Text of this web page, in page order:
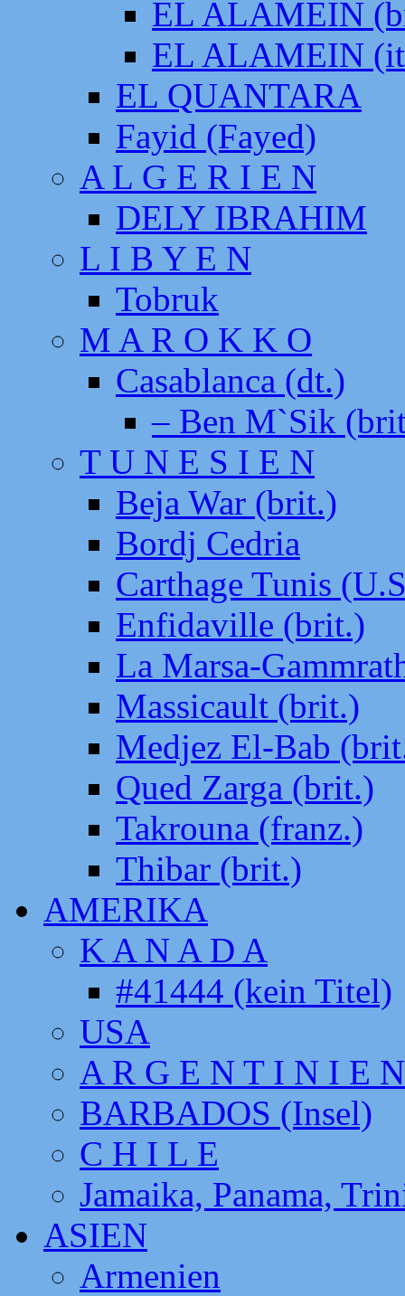
EL ALAMEIN
EL ALAMEIN
EL QUANTARA
Fayid (Fayed)
A L G E R I E N
DELY IBRAHIM
L I B Y E N
Tobruk
M A R O K K O
Casablanca (dt.)
– Ben M`Sik
T U N E S I E N
Beja War (brit.)
Bordj Cedria
Carthage Tunis
Enfidaville (brit.)
La Marsa-
Massicault (brit.)
Medjez El-Bab
Qued Zarga (brit.)
Takrouna (franz.)
Thibar (brit.)
AMERIKA
K A N A D A
#41444 (kein Titel)
USA
A R G E N T I N I E N
BARBADOS (Insel)
C H I L E
Jamaika, Panama,
ASIEN
Armenien